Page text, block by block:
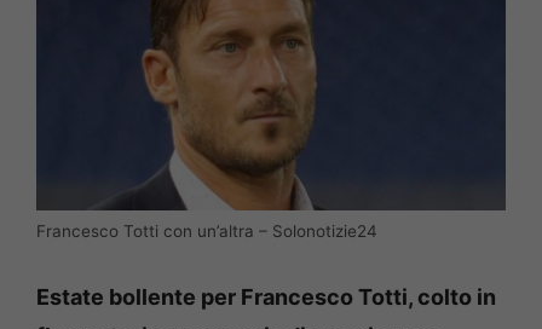
Francesco Totti con un’altra – Solonotizie24
Estate bollente per Francesco Totti, colto in